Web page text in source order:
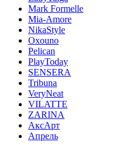
Mark Formelle
Mia-Amore
NikaStyle
Oxouno
Pelican
PlayToday
SENSERA
Tribuna
VeryNeat
VILATTE
ZARINA
АксАрт
Апрель